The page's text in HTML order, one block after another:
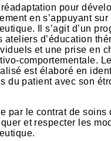
pour
en s’appuyant sur
Il s’agit d’un
ateliers d’éducation
et une prise en
comportementale.
est élaboré en
du patient avec son
par le contrat de soins
et respecter les